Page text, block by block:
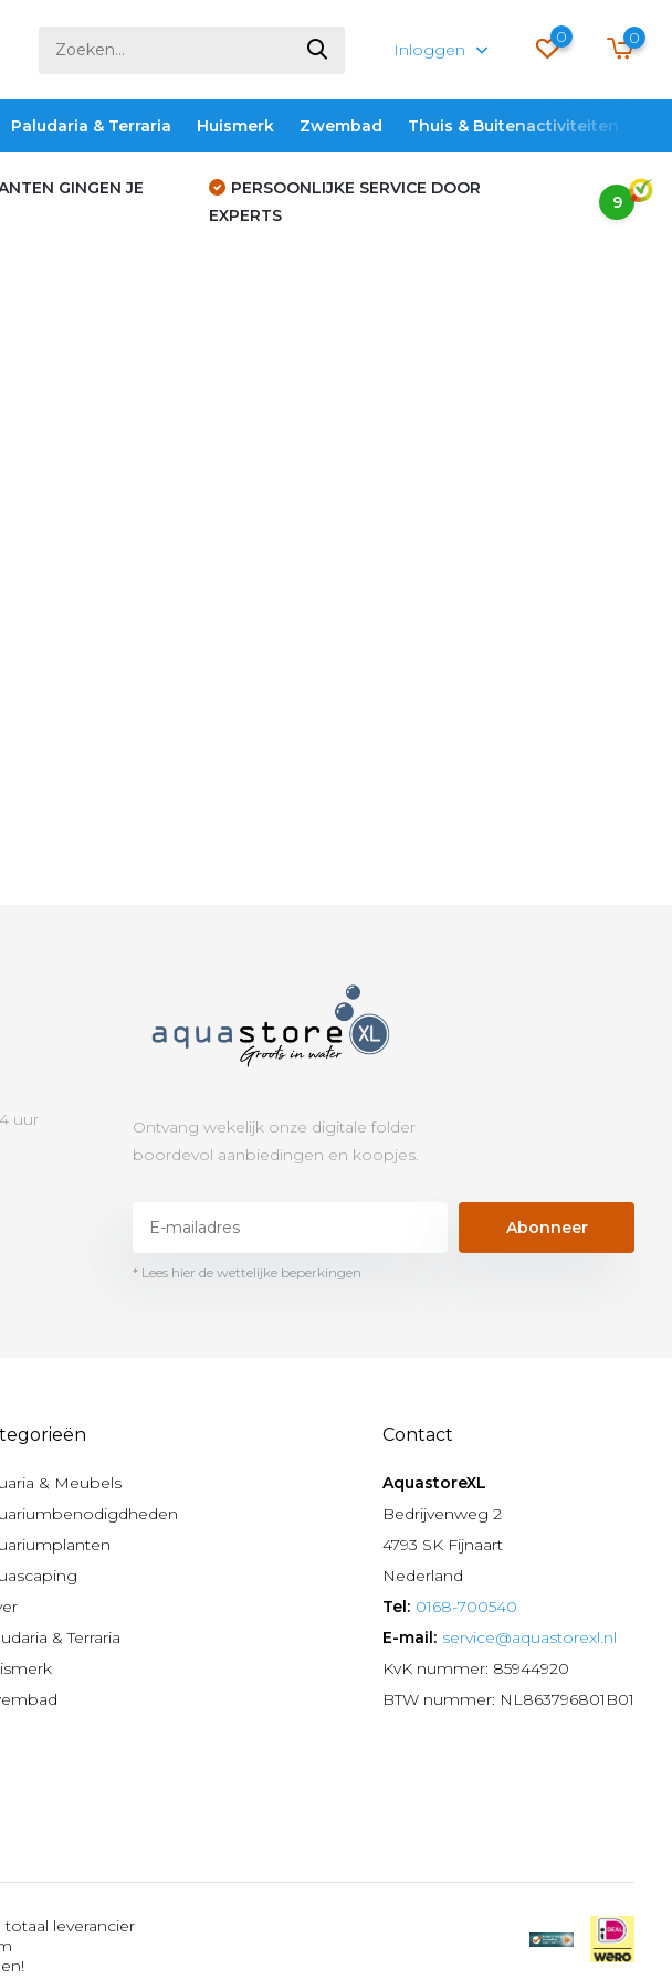
Inloggen
0 0
Paludaria & Terraria Huismerk Zwembad Thuis & Buitenactiviteiten
GINGEN JE
PERSOONLIJKE SERVICE DOOR
EXPERTS
9
uur
Ontvang wekelijk onze digitale folder
boordevol aanbiedingen en koopjes.
Abonneer
* Lees hier de wettelijke beperkingen
& Meubels
& Terraria
Contact
AquastoreXL
Bedrijvenweg 2
4793 SK Fijnaart
Nederland
Tel: 0168-700540
E-mail: service@aquastorexl.nl
KvK nummer: 85944920
BTW nummer: NL863796801B01
leverancier